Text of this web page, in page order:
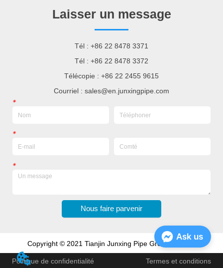
Laisser un message
Tél : +86 22 8478 3371
Tél : +86 22 8478 3372
Télécopie : +86 22 2455 9615
Courriel : sales@en.junxingpipe.com
*
*
*
Nous faire parvenir
Copyright © 2021 Tianjin Junxing Pipe Group Co., Ltd
Politique de confidentialité Termes et conditions
Ask us